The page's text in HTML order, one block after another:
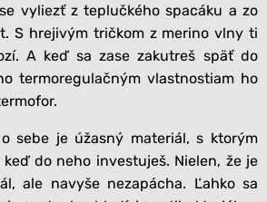
vyliezť z teplučkého spacáku a zo
S hrejivým tričkom z merino vlny ti
A keď sa zase zakutreš späť do
termoregulačným vlastnostiam ho
sebe je úžasný materiál, s ktorým
do neho investuješ. Nielen, že je
ale navyše nezapácha. Ľahko sa